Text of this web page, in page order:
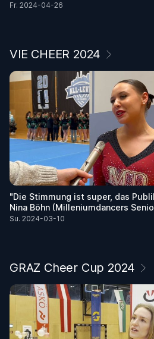
Fr. 2024-04-26
VIE CHEER 2024
"Die Stimmung ist super, das
Nina Böhn (Milleniumdancers
Su. 2024-03-10
GRAZ Cheer Cup 2024